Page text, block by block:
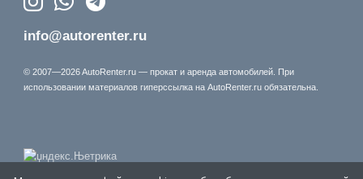
info@autorenter.ru
© 2007—2026 AutoRenter.ru — прокат и аренда автомобилей. При
использовании материалов гиперссылка на AutoRenter.ru обязательна.